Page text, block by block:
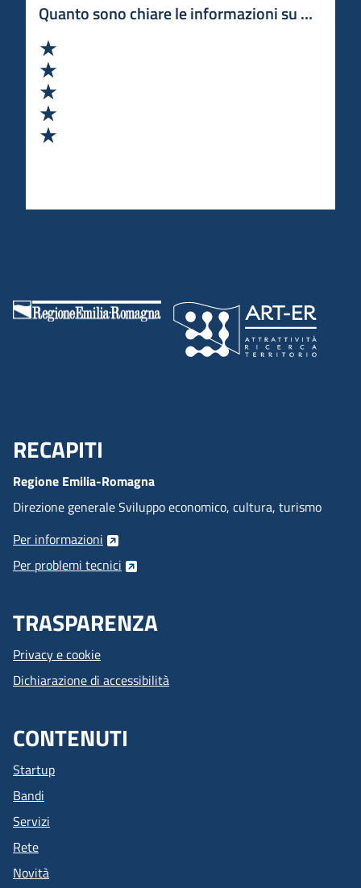
Quanto sono chiare le informazioni su questa
Menu Footer
RECAPITI
Regione Emilia-Romagna
Direzione generale Sviluppo economico, cultura, turismo
Per informazioni
Per problemi tecnici
TRASPARENZA
Privacy e cookie
Dichiarazione di accessibilità
CONTENUTI
Startup
Bandi
Servizi
Rete
Novità